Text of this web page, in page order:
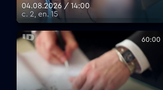
04.08.2026 / 14:00
с. 2, еп. 15
60:00